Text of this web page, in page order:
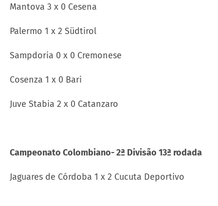
Mantova 3 x 0 Cesena
Palermo 1 x 2 Südtirol
Sampdoria 0 x 0 Cremonese
Cosenza 1 x 0 Bari
Juve Stabia 2 x 0 Catanzaro
Campeonato Colombiano- 2ª Divisão 13ª rodada
Jaguares de Córdoba 1 x 2 Cucuta Deportivo